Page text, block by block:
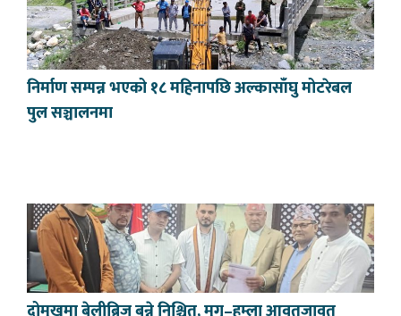
निर्माण सम्पन्न भएको १८ महिनापछि अल्कासाँघु मोटरेबल
पुल सञ्चालनमा